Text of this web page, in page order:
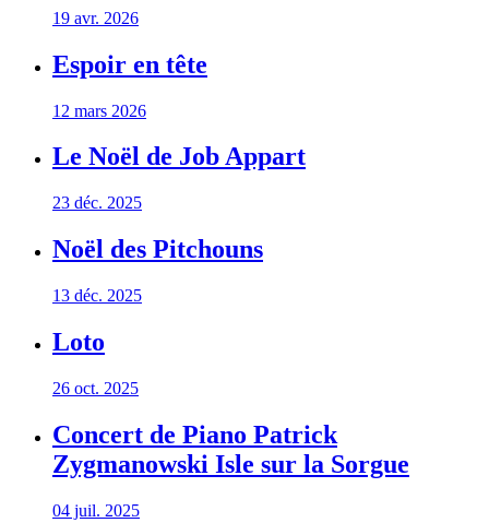
19 avr. 2026
Espoir en tête
12 mars 2026
Le Noël de Job Appart
23 déc. 2025
Noël des Pitchouns
13 déc. 2025
Loto
26 oct. 2025
Concert de Piano Patrick
Zygmanowski Isle sur la Sorgue
04 juil. 2025